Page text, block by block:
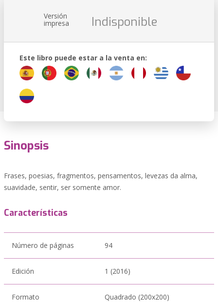
Versión
impresa Indisponible
Este libro puede estar a la venta en:
Sinopsis
Frases, poesias, fragmentos, pensamentos, levezas da alma,
suavidade, sentir, ser somente amor.
Características
Número de páginas 94
Edición 1 (2016)
Formato Quadrado (200x200)